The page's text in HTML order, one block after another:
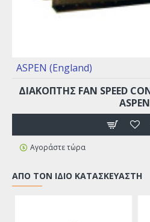
ASPEN (England)
ΔΙΑΚΌΠΤΗΣ FAN SPEED
ASPEN
Αγοράστε τώρα
ΑΠΌ ΤΟΝ ΊΔΙΟ ΚΑΤΑΣΚΕΥΑΣΤΉ